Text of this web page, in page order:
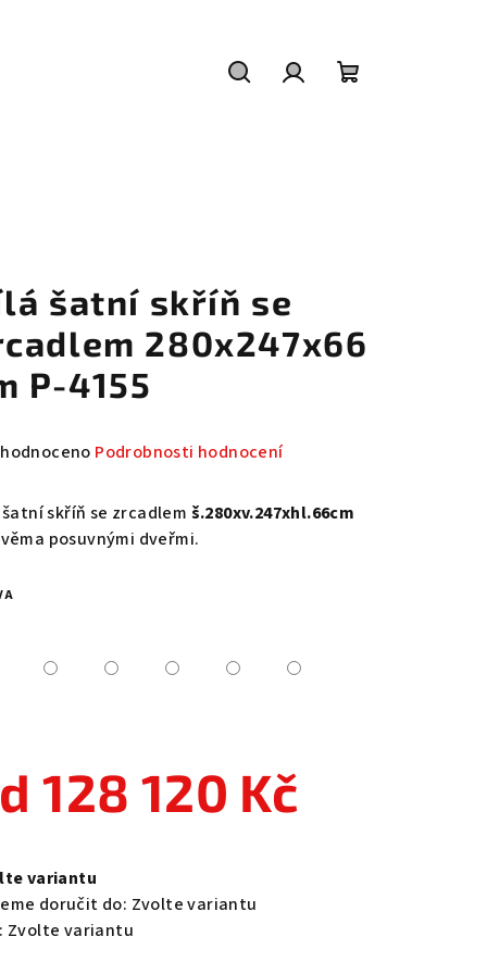
šatní skříň se
280x247x66
P-4155
Podrobnosti hodnocení
skříň se zrcadlem š.280xv.247xhl.66cm
posuvnými dveřmi.
128 120 Kč
variantu
doručit do: Zvolte variantu
Zvolte variantu